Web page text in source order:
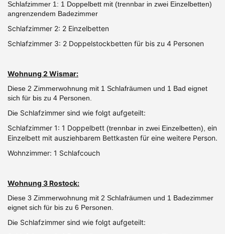
Schlafzimmer 1: 1 Doppelbett mit (trennbar in zwei Einzelbetten)
angrenzendem Badezimmer
Schlafzimmer 2: 2 Einzelbetten
Schlafzimmer 3: 2 Doppelstockbetten für bis zu 4 Personen
Wohnung 2 Wismar:
Diese 2 Zimmerwohnung mit 1 Schlafräumen und 1 Bad eignet
sich für bis zu 4 Personen.
Die Schlafzimmer sind wie folgt aufgeteilt:
Schlafzimmer 1: 1 Doppelbett (trennbar in zwei Einzelbetten), ein
Einzelbett mit ausziehbarem Bettkasten für eine weitere Person.
Wohnzimmer: 1 Schlafcouch
Wohnung 3 Rostock:
Diese 3 Zimmerwohnung mit 2 Schlafräumen und 1 Badezimmer
eignet sich für bis zu 6 Personen.
Die Schlafzimmer sind wie folgt aufgeteilt: